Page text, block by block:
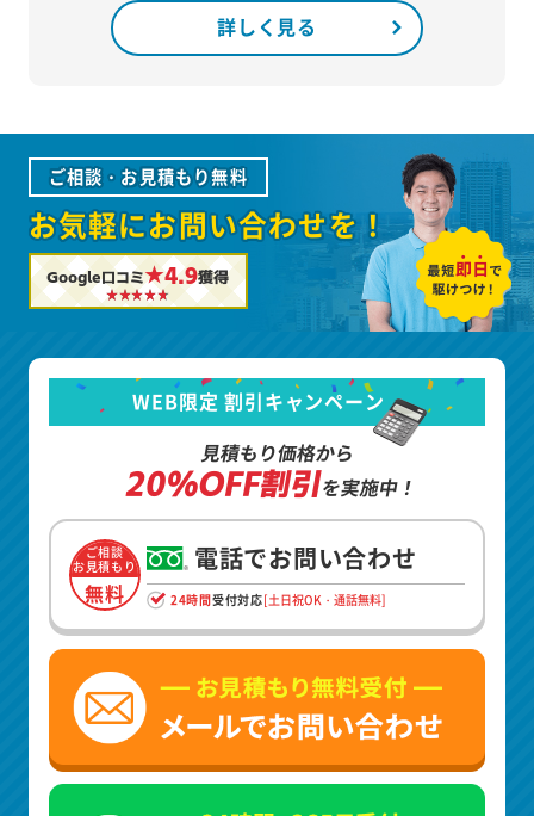
詳しく見る
ご相談・お見積もり無料
お気軽にお問い合わせを！
Google口コミ★4.9獲得
WEB限定 割引キャンペーン
見積もり価格から
20%OFF割引を実施中！
ご相談
お見積もり
無料
電話でお問い合わせ
24時間受付対応[土日祝OK・通話無料]